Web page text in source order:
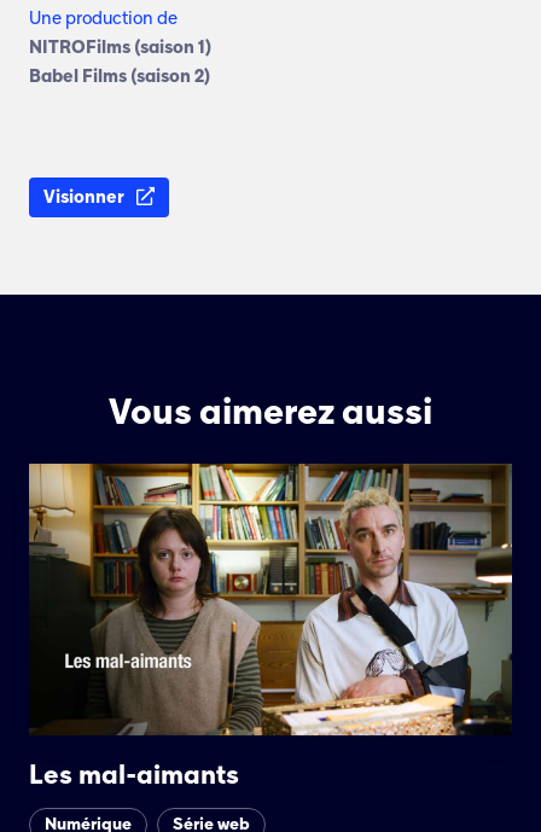
Une production de
NITROFilms (saison 1)
Babel Films (saison 2)
Visionner
Vous aimerez aussi
Les mal-aimants
Numérique Série web